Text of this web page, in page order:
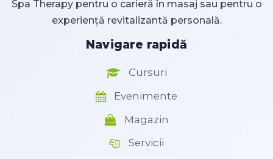
Spa Therapy pentru o carieră în masaj sau pentru o
experiență revitalizantă personală.
Navigare rapidă
Cursuri
Evenimente
Magazin
Servicii